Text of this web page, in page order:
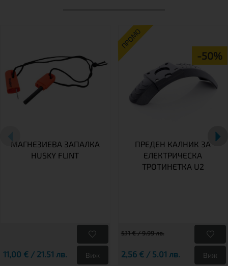
МАГНЕЗИЕВА ЗАПАЛКА
HUSKY FLINT
11,00 € / 21.51 лв. Виж
ПРОМО
-50%
ПРЕДЕН КАЛНИК ЗА
ЕЛЕКТРИЧЕСКА
ТРОТИНЕТКА U2
5,11 € / 9.99 лв.
2,56 € / 5.01 лв. Виж